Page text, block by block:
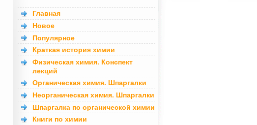
Главная
Новое
Популярное
Краткая история химии
Физическая химия. Конспект
лекций
Органическая химия. Шпаргалки
Неорганическая химия. Шпаргалки
Шпаргалка по органической химии
Книги по химии